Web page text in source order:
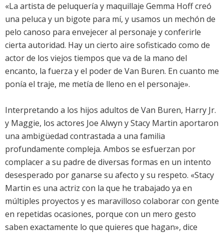
«La artista de peluquería y maquillaje Gemma Hoff creó
una peluca y un bigote para mí, y usamos un mechón de
pelo canoso para envejecer al personaje y conferirle
cierta autoridad. Hay un cierto aire sofisticado como de
actor de los viejos tiempos que va de la mano del
encanto, la fuerza y el poder de Van Buren. En cuanto me
ponía el traje, me metía de lleno en el personaje».
Interpretando a los hijos adultos de Van Buren, Harry Jr.
y Maggie, los actores Joe Alwyn y Stacy Martin aportaron
una ambigüedad contrastada a una familia
profundamente compleja. Ambos se esfuerzan por
complacer a su padre de diversas formas en un intento
desesperado por ganarse su afecto y su respeto. «Stacy
Martin es una actriz con la que he trabajado ya en
múltiples proyectos y es maravilloso colaborar con gente
en repetidas ocasiones, porque con un mero gesto
saben exactamente lo que quieres que hagan», dice